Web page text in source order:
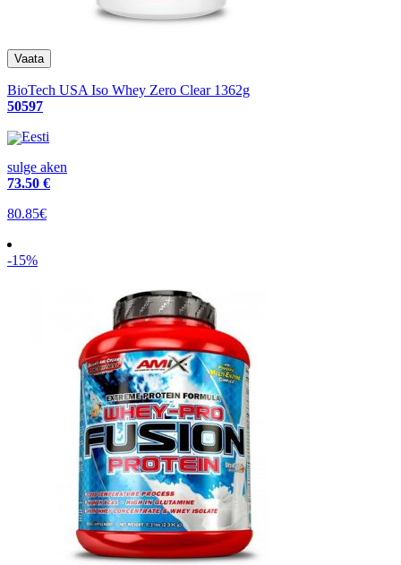
BioTech USA Iso Whey Zero Clear 1362g
50597
Eesti
sulge aken
73.50 €
80.85€
-15%